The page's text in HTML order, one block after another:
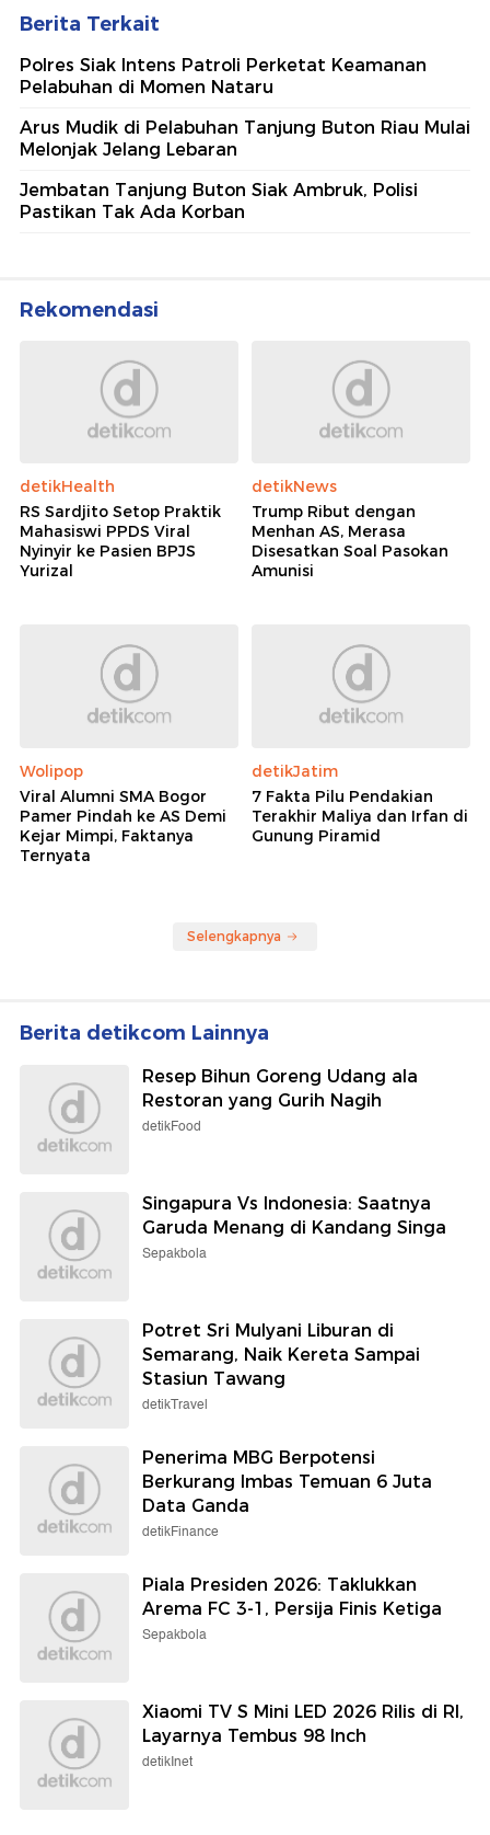
Berita Terkait
Polres Siak Intens Patroli Perketat Keamanan
Pelabuhan di Momen Nataru
Arus Mudik di Pelabuhan Tanjung Buton Riau Mulai
Melonjak Jelang Lebaran
Jembatan Tanjung Buton Siak Ambruk, Polisi
Pastikan Tak Ada Korban
Rekomendasi
detikHealth
RS Sardjito Setop Praktik
Mahasiswi PPDS Viral
Nyinyir ke Pasien BPJS
Yurizal
detikNews
Trump Ribut dengan
Menhan AS, Merasa
Disesatkan Soal Pasokan
Amunisi
Wolipop
Viral Alumni SMA Bogor
Pamer Pindah ke AS Demi
Kejar Mimpi, Faktanya
Ternyata
detikJatim
7 Fakta Pilu Pendakian
Terakhir Maliya dan Irfan di
Gunung Piramid
Selengkapnya
Berita detikcom Lainnya
Resep Bihun Goreng Udang ala
Restoran yang Gurih Nagih
detikFood
Singapura Vs Indonesia: Saatnya
Garuda Menang di Kandang Singa
Sepakbola
Potret Sri Mulyani Liburan di
Semarang, Naik Kereta Sampai
Stasiun Tawang
detikTravel
Penerima MBG Berpotensi
Berkurang Imbas Temuan 6 Juta
Data Ganda
detikFinance
Piala Presiden 2026: Taklukkan
Arema FC 3-1, Persija Finis Ketiga
Sepakbola
Xiaomi TV S Mini LED 2026 Rilis di RI,
Layarnya Tembus 98 Inch
detikInet